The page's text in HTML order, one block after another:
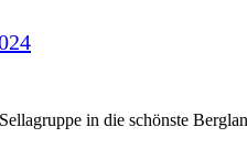
in die schönste